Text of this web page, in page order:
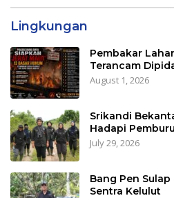
Lingkungan
Pembakar
Terancam
August 1, 2026
Srikandi
Hadapi Pemburu
July 29, 2026
Bang Pen
Sentra Kelulut